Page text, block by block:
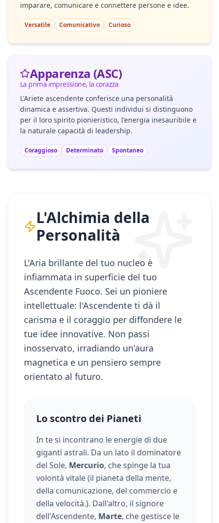
imparare, comunicare e connettere persone e idee.
Versatile Comunicativo Curioso
Apparenza (ASC)
La prima impressione, la corazza
L'Ariete ascendente conferisce una personalità
dinamica e assertiva. Questi individui si distinguono
per il loro spirito pionieristico, l'energia inesauribile e
la naturale capacità di leadership.
Coraggioso Determinato Spontaneo
L'Alchimia della
Personalità
L'Aria brillante del tuo nucleo è
infiammata in superficie del tuo
Ascendente Fuoco. Sei un pioniere
intellettuale: l'Ascendente ti dà il
carisma e il coraggio per diffondere le
tue idee innovative. Non passi
inosservato, irradiando un'aura
magnetica e un pensiero sempre
orientato al futuro.
Lo scontro dei Pianeti
In te si incontrano le energie di due
giganti astrali. Da un lato il dominatore
del Sole, Mercurio, che spinge la tua
volontà vitale (il pianeta della mente,
della comunicazione, del commercio e
della velocità.). Dall'altro, il signore
dell'Ascendente, Marte, che gestisce le